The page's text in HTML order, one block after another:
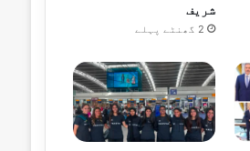
شریف
2 گھنٹے پہلے